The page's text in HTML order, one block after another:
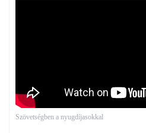
Szövetségben a nyugdíjasokkal